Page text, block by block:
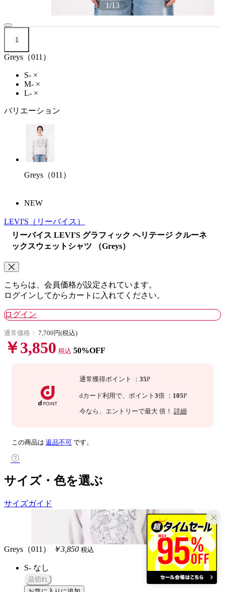
1/13
1
Greys（011）
S- ×
M- ×
L- ×
バリエーション
Greys（011）
NEW
LEVI'S （リーバイス）
リーバイス LEVI'S グラフィック ヘリテージ クルーネ
ックスウェットシャツ （Greys）
こちらは、会員価格が設定されています。
ログインしてからカートに入れてください。
ログイン
通常価格： 7,700円(税込)
￥3,850 税込 50%OFF
通常獲得ポイント ： 35P
dカード利用で、 ポイント 3倍 ： 105P
今なら 、エントリーで最大 倍！ 詳細
この商品は 返品不可 です。
サイズ・色を選ぶ
サイズガイド
Greys（011） ￥3,850 税込
S- なし
品切れ